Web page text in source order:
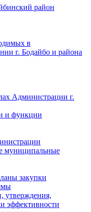
район
в
г. Бодайбо и района
Администрации г.
и функции
муниципальные
закупки
утверждения,
эффективности